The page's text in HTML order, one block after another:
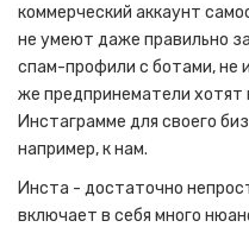
коммерческий аккаунт
не умеют даже правильно
спам-профили с ботами, не
же предпринематели хотят
Инстаграмме для своего
например, к нам.
Инста - достаточно
включает в себя много